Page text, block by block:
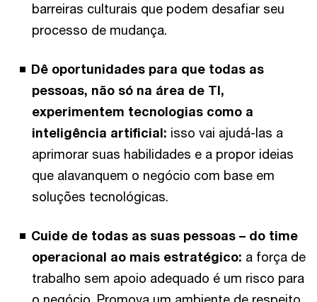
barreiras culturais que podem desafiar seu
processo de mudança.
Dê oportunidades para que todas as
pessoas, não só na área de TI,
experimentem tecnologias como a
inteligência artificial: isso vai ajudá-las a
aprimorar suas habilidades e a propor ideias
que alavanquem o negócio com base em
soluções tecnológicas.
Cuide de todas as suas pessoas – do time
operacional ao mais estratégico: a força de
trabalho sem apoio adequado é um risco para